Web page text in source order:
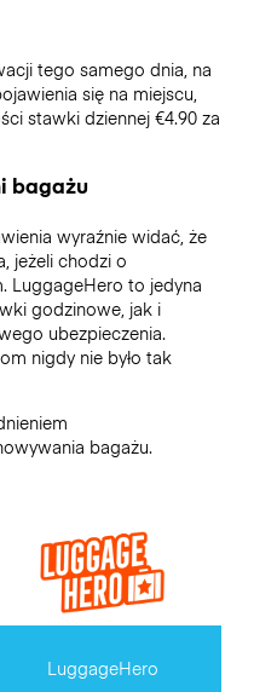
tego samego dnia, na
się na miejscu,
stawki dziennej €4.90 za
bagażu
wyraźnie widać, że
jeżeli chodzi o
. LuggageHero to jedyna
godzinowe, jak i
ubezpieczenia.
nigdy nie było tak
bagażu.
LuggageHero